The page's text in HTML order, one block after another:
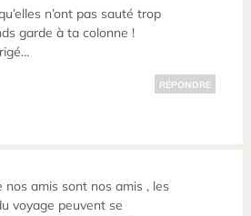
n’ont pas sauté trop
garde à ta colonne !
RÉPONDRE
nos amis sont nos amis , les
voyage peuvent se